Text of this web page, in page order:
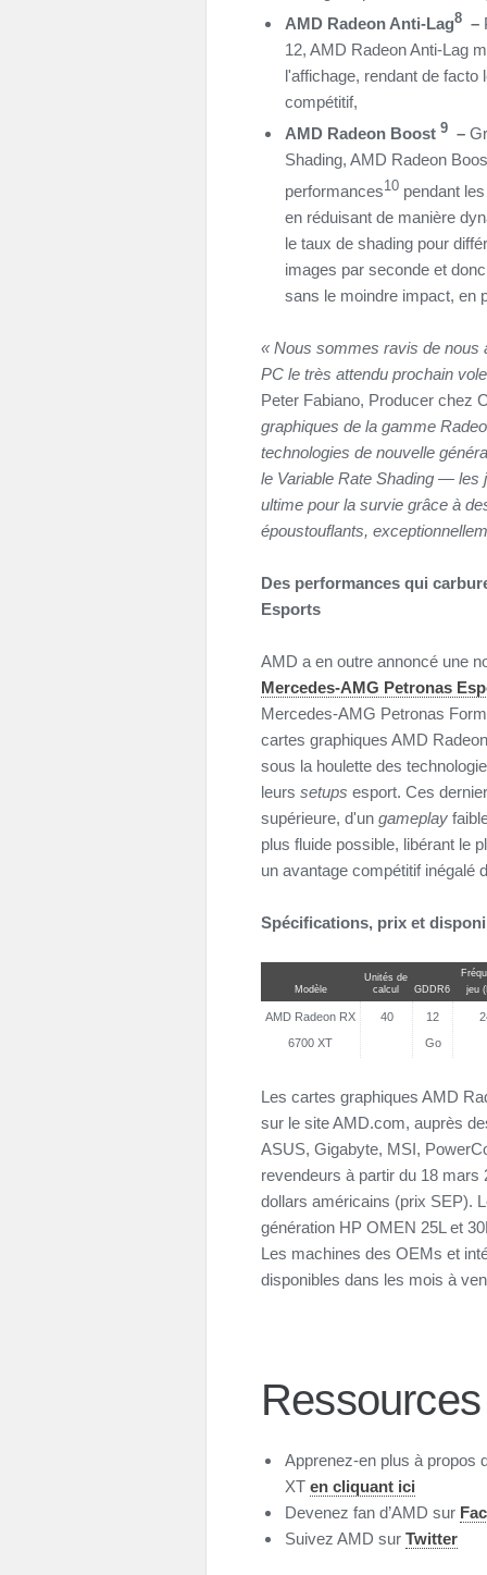
AMD Radeon Anti-Lag8 –
12, AMD Radeon Anti-Lag
l'affichage, rendant de
compétitif,
AMD Radeon Boost 9 –
Shading, AMD Radeon
performances10 pendant
en réduisant de manière
le taux de shading pour
images par seconde et
sans le moindre impact, en
« Nous sommes ravis de nous
PC le très attendu prochain
Peter Fabiano, Producer chez
graphiques de la gamme
technologies de nouvelle
le Variable Rate Shading — les
ultime pour la survie grâce à
époustouflants,
Des performances qui
Esports
AMD a en outre annoncé une
Mercedes-AMG Petronas
Mercedes-AMG Petronas
cartes graphiques AMD
sous la houlette des
leurs setups esport. Ces
supérieure, d'un gameplay
plus fluide possible, libérant le
un avantage compétitif inégalé
Spécifications, prix et
Modèle
Unités de
calcul
GDDR6
jeu
AMD Radeon RX
6700 XT
40
12
Go
Les cartes graphiques AMD
sur le site AMD.com, auprès
ASUS, Gigabyte, MSI,
revendeurs à partir du 18
dollars américains (prix SEP).
génération HP OMEN 25L et
Les machines des OEMs et
disponibles dans les mois à
Apprenez-en plus à propos
XT en cliquant ici
Devenez fan d’AMD sur
Suivez AMD sur Twitter